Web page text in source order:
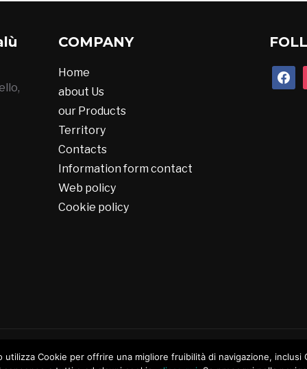
COMPANY
Home
about Us
our Products
Territory
Contacts
Information form contact
Web policy
Cookie policy
utilizza Cookie per offrire una migliore fruibilità di navigazione, inclusi